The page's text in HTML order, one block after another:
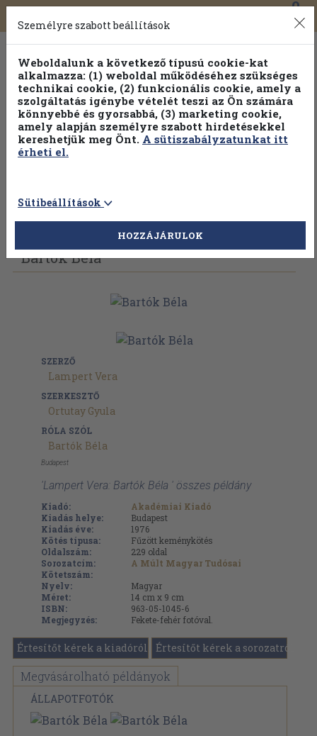
Toggle
navigation
0
Vissza az előző oldalra Válasszon példányt
Bartók Béla
SZERZŐ
Lampert Vera
SZERKESZTŐ
Ortutay Gyula
RÓLA SZÓL
Bartók Béla
Budapest
'Lampert Vera: Bartók Béla ' összes példány
Kiadó:
Akadémiai Kiadó
Kiadás helye:
Budapest
Kiadás éve:
1976
Kötés típusa:
Fűzött keménykötés
Oldalszám:
229 oldal
Sorozatcím:
A Múlt Magyar Tudósai
Kötetszám:
Nyelv:
Magyar
Méret:
14 cm x 9 cm
ISBN:
963-05-1045-6
Megjegyzés:
Fekete-fehér fotóval.
Értesítőt kérek a kiadóról Értesítőt kérek a sorozatról
Megvásárolható példányok
ÁLLAPOTFOTÓK
Személyre szabott beállítások
Weboldalunk a következő típusú cookie-kat
alkalmazza: (1) weboldal működéséhez szükséges
technikai cookie, (2) funkcionális cookie, amely a
szolgáltatás igénybe vételét teszi az Ön számára
könnyebbé és gyorsabbá, (3) marketing cookie,
amely alapján személyre szabott hirdetésekkel
kereshetjük meg Önt. A sütiszabályzatunkat itt
érheti el.
Sütibeállítások
HOZZÁJÁRULOK